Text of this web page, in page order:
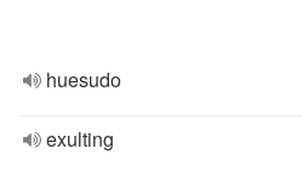
huesudo
exulting